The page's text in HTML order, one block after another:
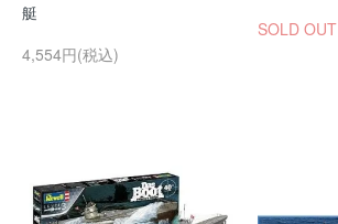
艇
4,554円(税込)
SOLD OUT